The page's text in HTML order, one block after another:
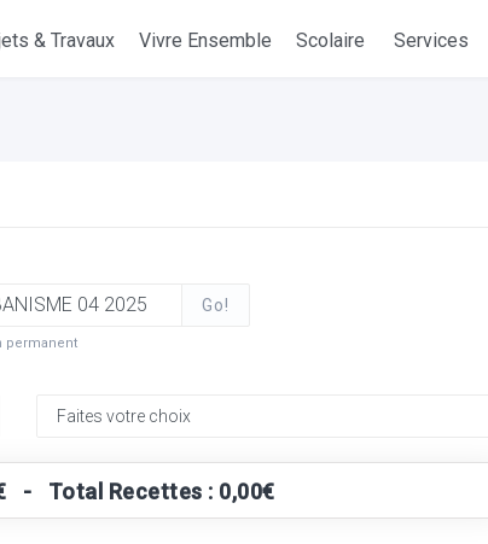
& Travaux Vivre Ensemble Scolaire Services
Go!
permanent
- Total Recettes : 0,00€